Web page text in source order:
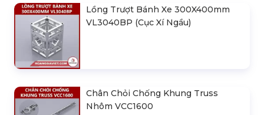
Lồng Trượt Bánh Xe 300X400mm
VL3040BP (Cục Xí Ngầu)
Chân Chỏi Chống Khung Truss
Nhôm VCC1600